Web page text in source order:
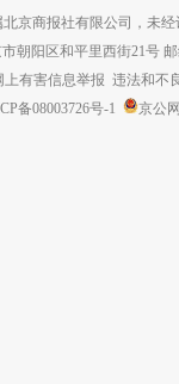
京商报社有限公司，未经
朝阳区和平里西街21号
上有害信息举报 违法和不
备08003726号-1
京公